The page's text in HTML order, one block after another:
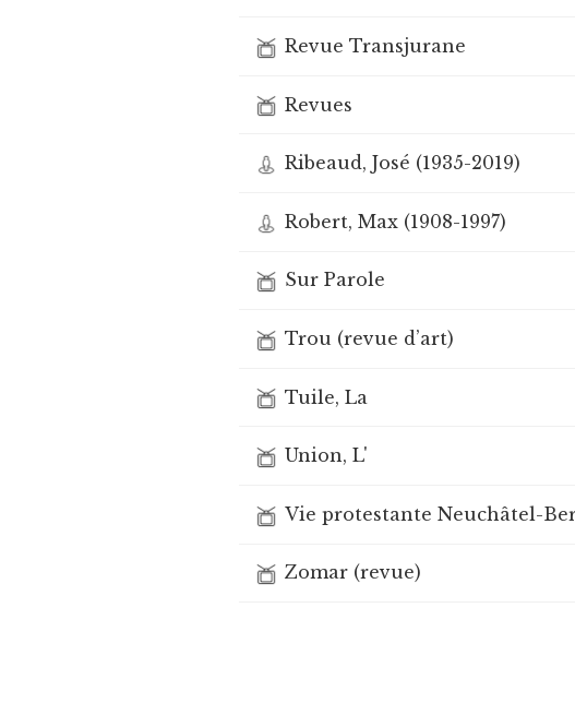
Revue Transjurane
Revues
Ribeaud, José (1935-2019)
Robert, Max (1908-1997)
Sur Parole
Trou (revue d’art)
Tuile, La
Union, L'
Vie protestante Neuchâtel-
Zomar (revue)